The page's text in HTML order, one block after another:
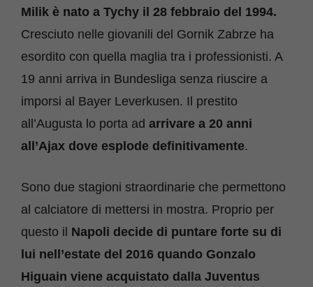
Milik è nato a Tychy il 28 febbraio del 1994.
Cresciuto nelle giovanili del Gornik Zabrze ha
esordito con quella maglia tra i professionisti. A
19 anni arriva in Bundesliga senza riuscire a
imporsi al Bayer Leverkusen. Il prestito
all’Augusta lo porta ad arrivare a 20 anni
all’Ajax dove esplode definitivamente.
Sono due stagioni straordinarie che permettono
al calciatore di mettersi in mostra. Proprio per
questo il Napoli decide di puntare forte su di
lui nell’estate del 2016 quando Gonzalo
Higuain viene acquistato dalla Juventus